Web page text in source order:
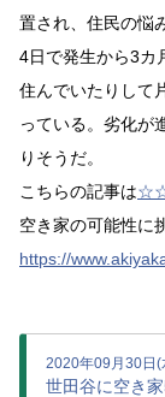
置され、住民の悩
4日で発生から3カ
住んでいたりして
っている。劣化が
りそうだ。
こちらの記事は
空き家の可能性に
https://
2020年09月30日(
世田谷に空き